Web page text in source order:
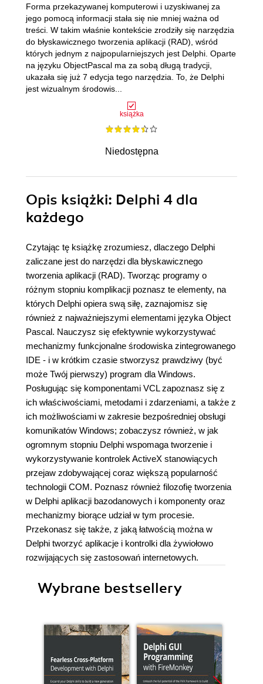
książka
Niedostępna
Forma przekazywanej komputerowi i uzyskiwanej za
jego pomocą informacji stała się nie mniej ważna od
treści. W takim właśnie kontekście zrodziły się narzędzia
do błyskawicznego tworzenia aplikacji (RAD), wśród
których jednym z najpopularniejszych jest Delphi. Oparte
na języku ObjectPascal ma za sobą długą tradycji,
ukazała się już 7 edycja tego narzędzia. To, że Delphi
jest wizualnym środowis...
Opis książki: Delphi 4 dla
każdego
Czytając tę książkę zrozumiesz, dlaczego Delphi
zaliczane jest do narzędzi dla błyskawicznego
tworzenia aplikacji (RAD). Tworząc programy o
różnym stopniu komplikacji poznasz te elementy, na
których Delphi opiera swą siłę, zaznajomisz się
również z najważniejszymi elementami języka Object
Pascal. Nauczysz się efektywnie wykorzystywać
mechanizmy funkcjonalne środowiska zintegrowanego
IDE - i w krótkim czasie stworzysz prawdziwy (być
może Twój pierwszy) program dla Windows.
Posługując się komponentami VCL zapoznasz się z
ich właściwościami, metodami i zdarzeniami, a także z
ich możliwościami w zakresie bezpośredniej obsługi
komunikatów Windows; zobaczysz również, w jak
ogromnym stopniu Delphi wspomaga tworzenie i
wykorzystywanie kontrolek ActiveX stanowiących
przejaw zdobywającej coraz większą popularność
technologii COM. Poznasz również filozofię tworzenia
w Delphi aplikacji bazodanowych i komponenty oraz
mechanizmy biorące udział w tym procesie.
Przekonasz się także, z jaką łatwością można w
Delphi tworzyć aplikacje i kontrolki dla żywiołowo
rozwijających się zastosowań internetowych.
Wybrane bestsellery